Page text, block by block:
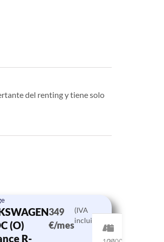
del renting y tiene solo
(O)
R-
349
€/mes
(IVA
incluido)